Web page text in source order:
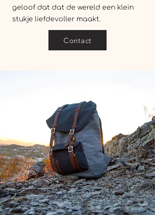
geloof dat dat de wereld een klein
stukje liefdevoller maakt.
Contact